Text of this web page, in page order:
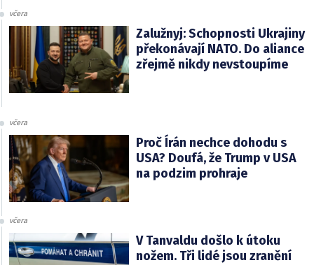
včera
Zalužnyj: Schopnosti Ukrajiny
překonávají NATO. Do aliance
zřejmě nikdy nevstoupíme
včera
Proč Írán nechce dohodu s
USA? Doufá, že Trump v USA
na podzim prohraje
včera
V Tanvaldu došlo k útoku
nožem. Tři lidé jsou zranění